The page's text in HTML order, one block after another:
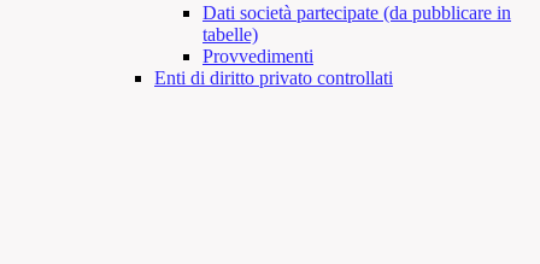
Dati società partecipate (da pubblicare in
tabelle)
Provvedimenti
Enti di diritto privato controllati